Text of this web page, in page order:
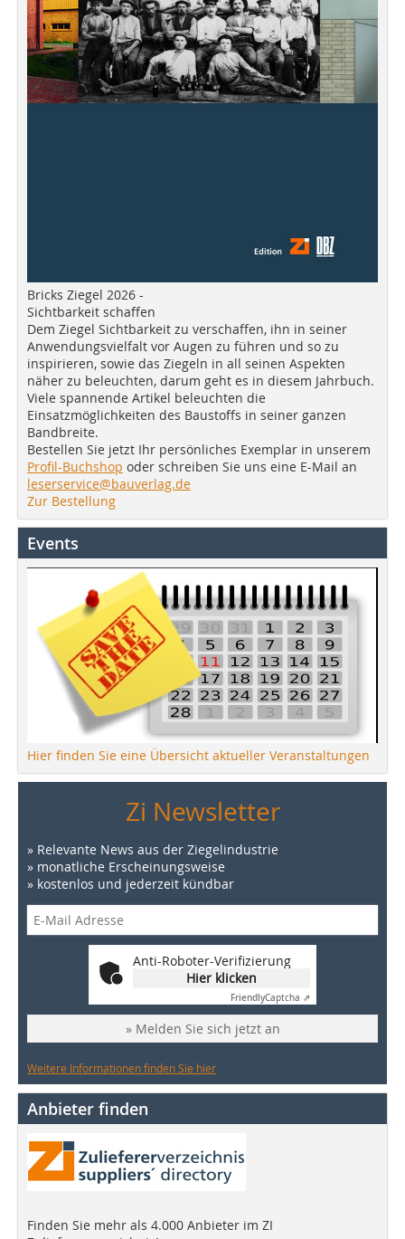
Bricks Ziegel 2026 -
Sichtbarkeit schaffen
Dem Ziegel Sichtbarkeit zu verschaffen, ihn in seiner
Anwendungsvielfalt vor Augen zu führen und so zu
inspirieren, sowie das Ziegeln in all seinen Aspekten
näher zu beleuchten, darum geht es in diesem Jahrbuch.
Viele spannende Artikel beleuchten die
Einsatzmöglichkeiten des Baustoffs in seiner ganzen
Bandbreite.
Bestellen Sie jetzt Ihr persönliches Exemplar in unserem
Profil-Buchshop oder schreiben Sie uns eine E-Mail an
leserservice@bauverlag.de
Zur Bestellung
Events
Hier finden Sie eine Übersicht aktueller Veranstaltungen
Zi Newsletter
» Relevante News aus der Ziegelindustrie
» monatliche Erscheinungsweise
» kostenlos und jederzeit kündbar
Anti-Roboter-Verifizierung
Hier klicken
FriendlyCaptcha ⇗
» Melden Sie sich jetzt an
Weitere Informationen finden Sie hier
Anbieter finden
Finden Sie mehr als 4.000 Anbieter im ZI